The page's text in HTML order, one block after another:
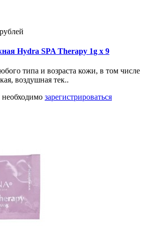
Hydra SPA Therapy 1g х 9
типа и возраста кожи, в том числе
воздушная тек..
зарегистрироваться